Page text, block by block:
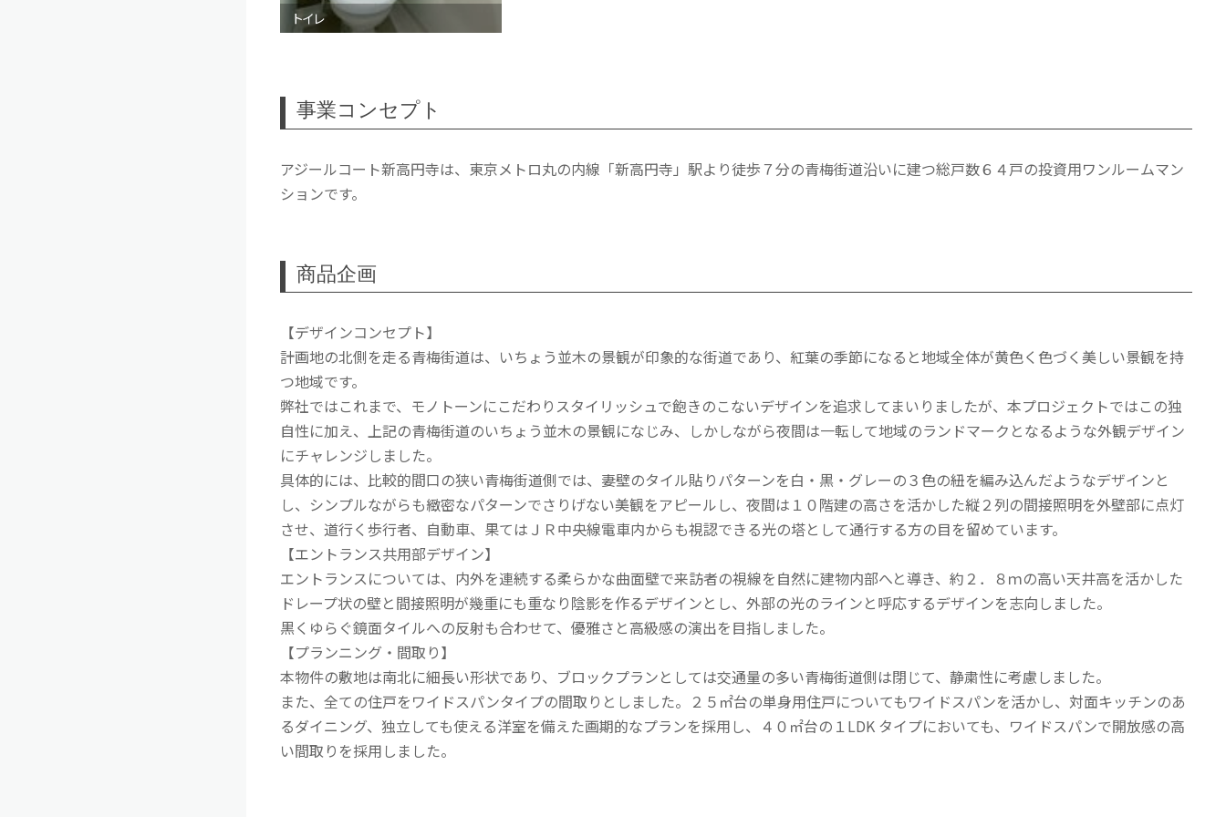
トイレ
事業コンセプト
アジールコート新高円寺は、東京メトロ丸の内線「新高円寺」駅より徒歩７分の青梅街道沿いに建つ総戸数６４戸の投資用ワンルームマン
ションです。
商品企画
【デザインコンセプト】
計画地の北側を走る青梅街道は、いちょう並木の景観が印象的な街道であり、紅葉の季節になると地域全体が黄色く色づく美しい景観を持
つ地域です。
弊社ではこれまで、モノトーンにこだわりスタイリッシュで飽きのこないデザインを追求してまいりましたが、本プロジェクトではこの独
自性に加え、上記の青梅街道のいちょう並木の景観になじみ、しかしながら夜間は一転して地域のランドマークとなるような外観デザイン
にチャレンジしました。
具体的には、比較的間口の狭い青梅街道側では、妻壁のタイル貼りパターンを白・黒・グレーの３色の紐を編み込んだようなデザインと
し、シンプルながらも緻密なパターンでさりげない美観をアピールし、夜間は１０階建の高さを活かした縦２列の間接照明を外壁部に点灯
させ、道行く歩行者、自動車、果てはＪＲ中央線電車内からも視認できる光の塔として通行する方の目を留めています。
【エントランス共用部デザイン】
エントランスについては、内外を連続する柔らかな曲面壁で来訪者の視線を自然に建物内部へと導き、約２．８ｍの高い天井高を活かした
ドレープ状の壁と間接照明が幾重にも重なり陰影を作るデザインとし、外部の光のラインと呼応するデザインを志向しました。
黒くゆらぐ鏡面タイルへの反射も合わせて、優雅さと高級感の演出を目指しました。
【プランニング・間取り】
本物件の敷地は南北に細長い形状であり、ブロックプランとしては交通量の多い青梅街道側は閉じて、静粛性に考慮しました。
また、全ての住戸をワイドスパンタイプの間取りとしました。２５㎡台の単身用住戸についてもワイドスパンを活かし、対面キッチンのあ
るダイニング、独立しても使える洋室を備えた画期的なプランを採用し、４０㎡台の１LDK タイプにおいても、ワイドスパンで開放感の高
い間取りを採用しました。